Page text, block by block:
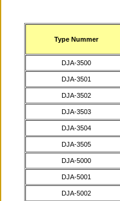
Type Nummer
DJA-3500
DJA-3501
DJA-3502
DJA-3503
DJA-3504
DJA-3505
DJA-5000
DJA-5001
DJA-5002